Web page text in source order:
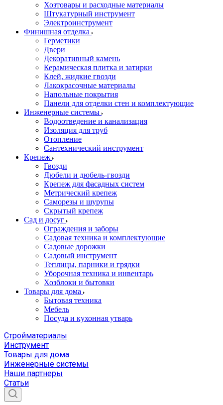
Хозтовары и расходные материалы
Штукатурный инструмент
Электроинструмент
Финишная отделка
Герметики
Двери
Декоративный камень
Керамическая плитка и затирки
Клей, жидкие гвозди
Лакокрасочные материалы
Напольные покрытия
Панели для отделки стен и комплектующие
Инженерные системы
Водоотведение и канализация
Изоляция для труб
Отопление
Сантехнический инструмент
Крепеж
Гвозди
Дюбели и дюбель-гвозди
Крепеж для фасадных систем
Метрический крепеж
Саморезы и шурупы
Скрытый крепеж
Сад и досуг
Ограждения и заборы
Садовая техника и комплектующие
Садовые дорожки
Садовый инструмент
Теплицы, парники и грядки
Уборочная техника и инвентарь
Хозблоки и бытовки
Товары для дома
Бытовая техника
Мебель
Посуда и кухонная утварь
Стройматериалы
Инструмент
Товары для дома
Инженерные системы
Наши партнеры
Статьи